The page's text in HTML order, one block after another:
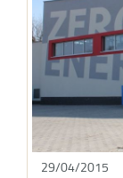
29/04/2015